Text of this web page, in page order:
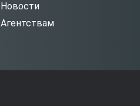
Новости
Агентствам